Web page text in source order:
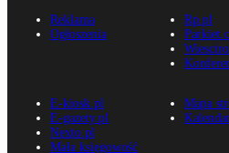
Reklama
Ogłoszenia
Rp.pl
E-kiosk.pl
E-gazety.pl
Nexto.pl
Mała księgowość
Mapa